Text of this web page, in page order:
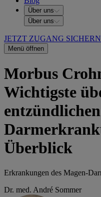
Über uns
Über uns
JETZT ZUGANG SICHERN
Menü öffnen
Morbus
Wichtigste
entzündlichen
Überblick
Erkrankungen des Magen-
Dr. med. André Sommer